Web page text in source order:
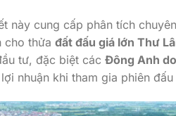
này cung cấp phân tích
cho thửa đất đấu giá lớn Thư
tư, đặc biệt các Đông Anh
nhuận khi tham gia phiên